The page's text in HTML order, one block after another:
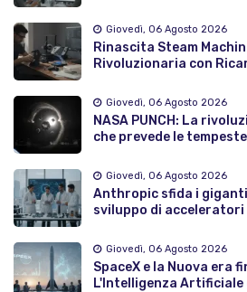
Giovedì, 06 Agosto 2026
Rinascita Steam
Rivoluzionaria con
Giovedì, 06 Agosto 2026
NASA PUNCH: La
che prevede le
Giovedì, 06 Agosto 2026
Anthropic sfida i
sviluppo di acceleratori
Giovedì, 06 Agosto 2026
SpaceX e la Nuova era
L'Intelligenza Artificiale